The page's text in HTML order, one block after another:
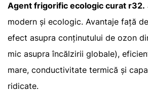
Agent frigorific ecologic curat r32.
modern și ecologic. Avantaje față
efect asupra conținutului de ozon
mic asupra încălzirii globale),
mare, conductivitate termică și
ridicate.